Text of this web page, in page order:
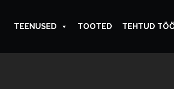
TEENUSED TOOTED TEHTUD